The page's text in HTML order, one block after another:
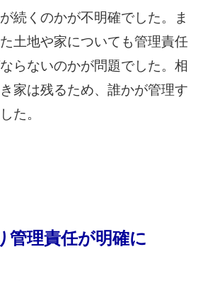
続くのかが不明確でした。ま
土地や家についても管理責任
らないのかが問題でした。相
家は残るため、誰かが管理す
た。
管理責任が明確に